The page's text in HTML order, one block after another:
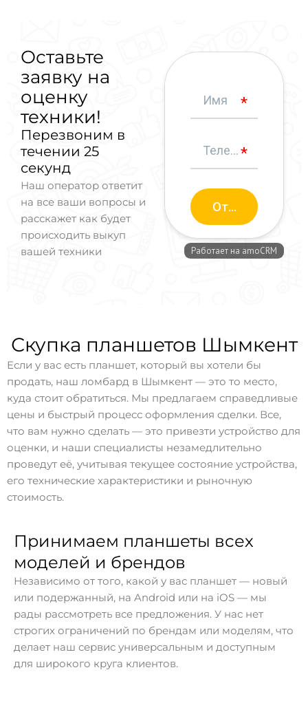
Оставьте
заявку на
оценку
техники!
Перезвоним в
течении 25
секунд
Наш оператор ответит
на все ваши вопросы и
расскажет как будет
происходить выкуп
вашей техники
Скупка планшетов Шымкент
Если у вас есть планшет, который вы хотели бы
продать, наш ломбард в Шымкент — это то место,
куда стоит обратиться. Мы предлагаем справедливые
цены и быстрый процесс оформления сделки. Все,
что вам нужно сделать — это привезти устройство для
оценки, и наши специалисты незамедлительно
проведут её, учитывая текущее состояние устройства,
его технические характеристики и рыночную
стоимость.
Принимаем планшеты всех
моделей и брендов
Независимо от того, какой у вас планшет — новый
или подержанный, на Android или на iOS — мы
рады рассмотреть все предложения. У нас нет
строгих ограничений по брендам или моделям, что
делает наш сервис универсальным и доступным
для широкого круга клиентов.